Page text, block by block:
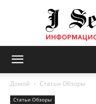
Домой Статьи Обзоры
Статьи Обзоры